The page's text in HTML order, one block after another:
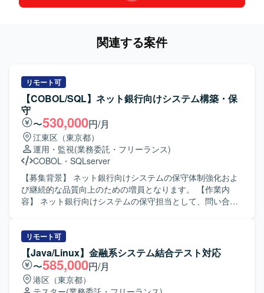
関連する案件
リモート可
【COBOL/SQL】ネット銀行向けシステム構築・保
守
〜530,000円/月
江東区（東京都）
運用・監視(業務委託・フリーランス)
COBOL ・ SQLserver
【募集背景】 ネット銀行向けシステムの保守体制強化およ
び継続的な品質向上のための増員となります。 【作業内
容】 ネット銀行向けシステムの保守担当として、問い合わ
設計以降の一部作業についてはオフショアチームとの連携
を行いながら進行していただきます。 【求める人物像】 主
体的に業務に取り組み、関係者とのコミュニケーションを
取りながら円滑に業務を進めていただける方を求めていま
す。テレワーク環境下でも積極的に情報共有を行い、自ら
リモート可
【Java/Linux】金融系システム結合テスト対応
〜585,000円/月
港区（東京都）